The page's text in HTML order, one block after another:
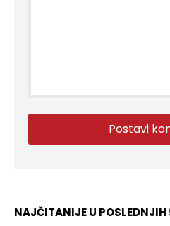
NAJČITANIJE U POSLEDNJIH